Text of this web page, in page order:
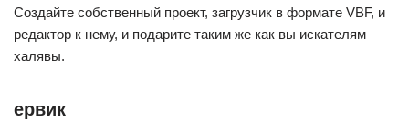
Создайте собственный проект, загрузчик в формате VBF, и
редактор к нему, и подарите таким же как вы искателям
халявы.
ервик